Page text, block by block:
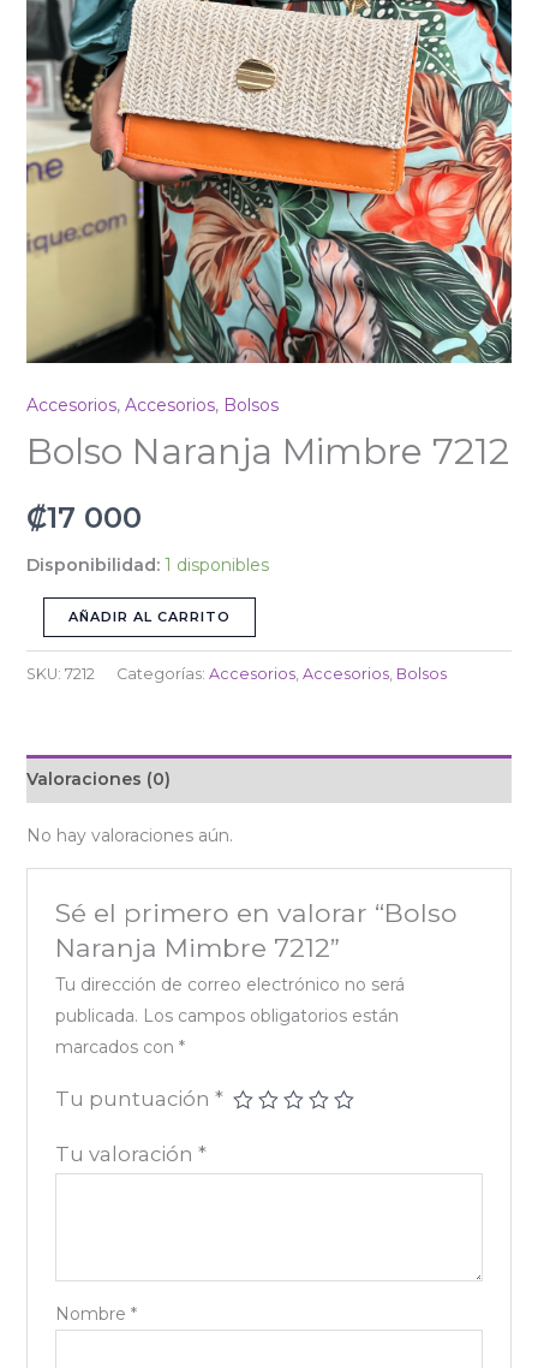
Accesorios, Accesorios, Bolsos
Bolso Naranja Mimbre 7212
₡17 000
Disponibilidad: 1 disponibles
AÑADIR AL CARRITO
SKU: 7212 Categorías: Accesorios, Accesorios, Bolsos
Valoraciones (0)
No hay valoraciones aún.
Sé el primero en valorar “Bolso
Naranja Mimbre 7212”
Tu dirección de correo electrónico no será
publicada. Los campos obligatorios están
marcados con *
Tu puntuación *
Tu valoración *
Nombre *